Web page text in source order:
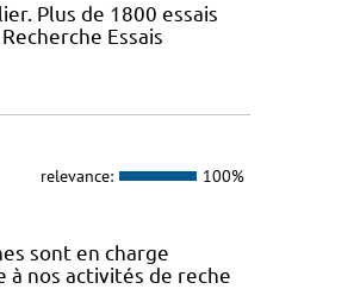
Plus de 1800 essais
Essais
relevance: 100%
sont en charge
nos activités de reche